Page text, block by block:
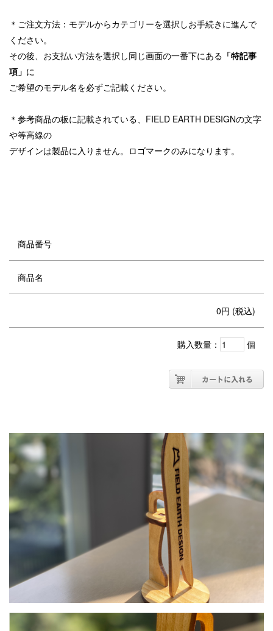
＊ご注文方法：モデルからカテゴリーを選択しお手続きに進んで
ください。
その後、お支払い方法を選択し同じ画面の一番下にある 「特記事
項」 に
ご希望のモデル名を必ずご記載ください。
＊参考商品の板に記載されている、FIELD EARTH DESIGNの文字
や等高線の
デザインは製品に入りません。ロゴマークのみになります。
商品番号
商品名
0円 (税込)
購入数量： 個